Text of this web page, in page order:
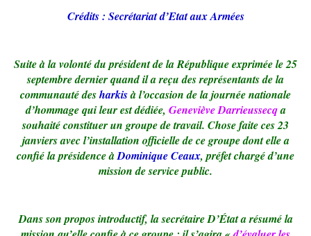
Crédits : Secrétariat d’Etat aux Armées
Suite à la volonté du président de la République exprimée le 25
septembre dernier quand il a reçu des représentants de la
communauté desharkisà l’occasion de la journée nationale
d’hommage qui leur est dédiée, Geneviève Darrieussecqa
souhaité constituer un groupe de travail. Chose faite ces 23
janviers avec l’installation officielle de ce groupe dont elle a
confié la présidence àDominique Ceaux, préfet chargé d’une
mission de service public.
Dans son propos introductif, la secrétaire D’État a résumé la